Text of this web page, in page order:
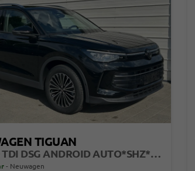
TIGUAN
PRIME 2.0 TDI DSG ANDROID AUTO*SHZ*18"*IQ DRIVE*360°*ACC*KEYLESS*LED PLUS*DESIGN PAKET
Neuwagen